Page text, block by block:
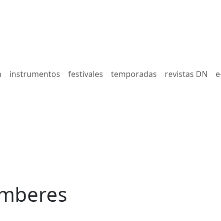
instrumentos festivales temporadas revistas DN